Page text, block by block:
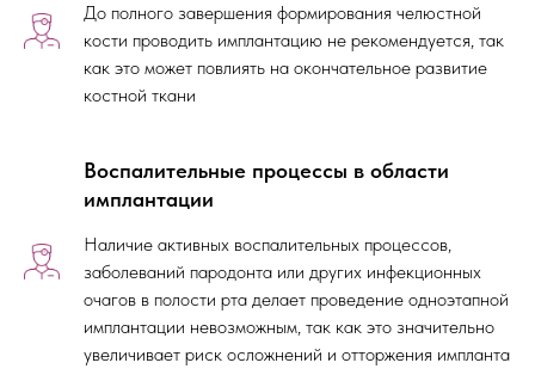
До полного завершения формирования челюстной
кости проводить имплантацию не рекомендуется, так
как это может повлиять на окончательное развитие
костной ткани
Воспалительные процессы в области
имплантации
Наличие активных воспалительных процессов,
заболеваний пародонта или других инфекционных
очагов в полости рта делает проведение одноэтапной
имплантации невозможным, так как это значительно
увеличивает риск осложнений и отторжения импланта